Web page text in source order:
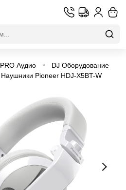
PRO Аудио » DJ Оборудование
Наушники Pioneer HDJ-X5BT-W